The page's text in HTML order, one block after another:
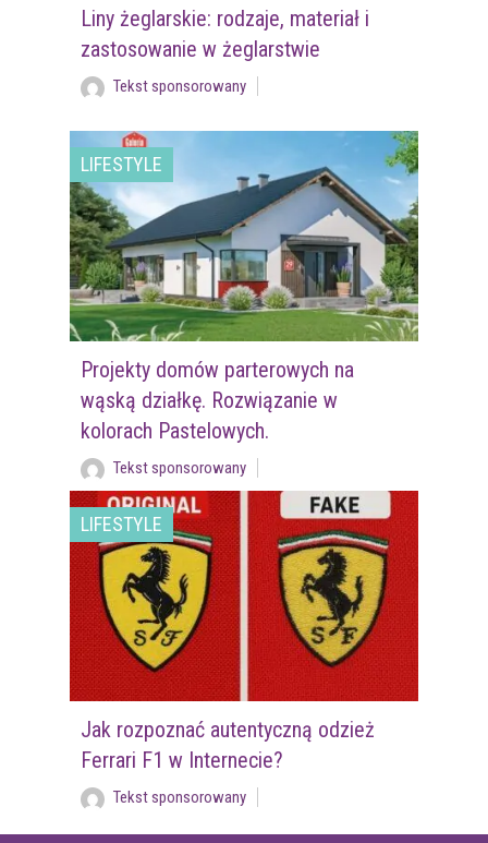
Liny żeglarskie: rodzaje, materiał i
zastosowanie w żeglarstwie
Tekst sponsorowany
LIFESTYLE
Projekty domów parterowych na
wąską działkę. Rozwiązanie w
kolorach Pastelowych.
Tekst sponsorowany
LIFESTYLE
Jak rozpoznać autentyczną odzież
Ferrari F1 w Internecie?
Tekst sponsorowany